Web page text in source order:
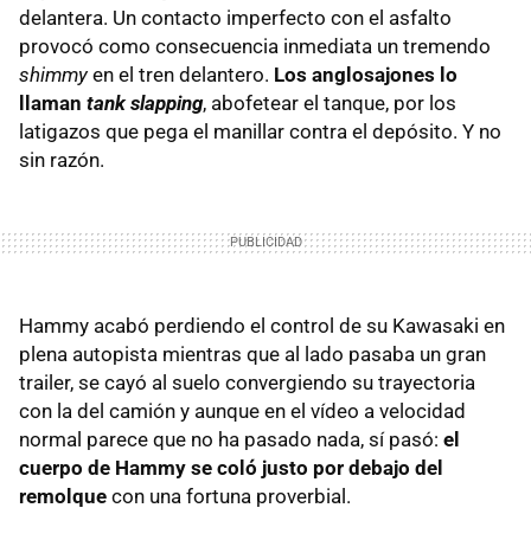
delantera. Un contacto imperfecto con el asfalto
provocó como consecuencia inmediata un tremendo
shimmyen el tren delantero. Los anglosajones lo
llaman tank slapping, abofetear el tanque, por los
latigazos que pega el manillar contra el depósito. Y no
sin razón.
Hammy acabó perdiendo el control de su Kawasaki en
plena autopista mientras que al lado pasaba un gran
trailer, se cayó al suelo convergiendo su trayectoria
con la del camión y aunque en el vídeo a velocidad
normal parece que no ha pasado nada, sí pasó: el
cuerpo de Hammy se coló justo por debajo del
remolque con una fortuna proverbial.